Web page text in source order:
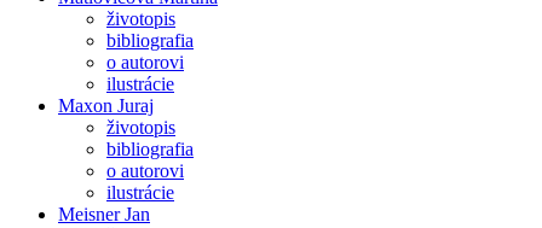
životopis
bibliografia
o autorovi
ilustrácie
Maxon Juraj
životopis
bibliografia
o autorovi
ilustrácie
Meisner Jan